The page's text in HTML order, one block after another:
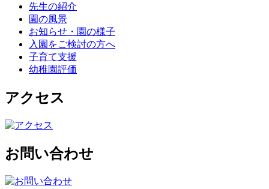
先生の紹介
園の風景
お知らせ・園の様子
入園をご検討の方へ
子育て支援
幼稚園評価
アクセス
お問い合わせ